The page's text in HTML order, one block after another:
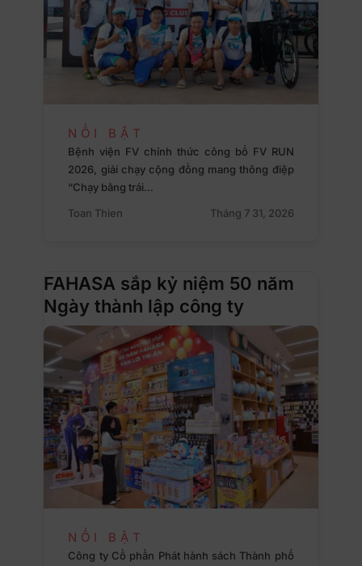
NỔI BẬT
Bệnh viện FV chính thức công bố FV RUN
2026, giải chạy cộng đồng mang thông điệp
“Chạy bằng trái…
Toan Thien
Tháng 7 31, 2026
FAHASA sắp kỷ niệm 50 năm
Ngày thành lập công ty
NỔI BẬT
Công ty Cổ phần Phát hành sách Thành phố